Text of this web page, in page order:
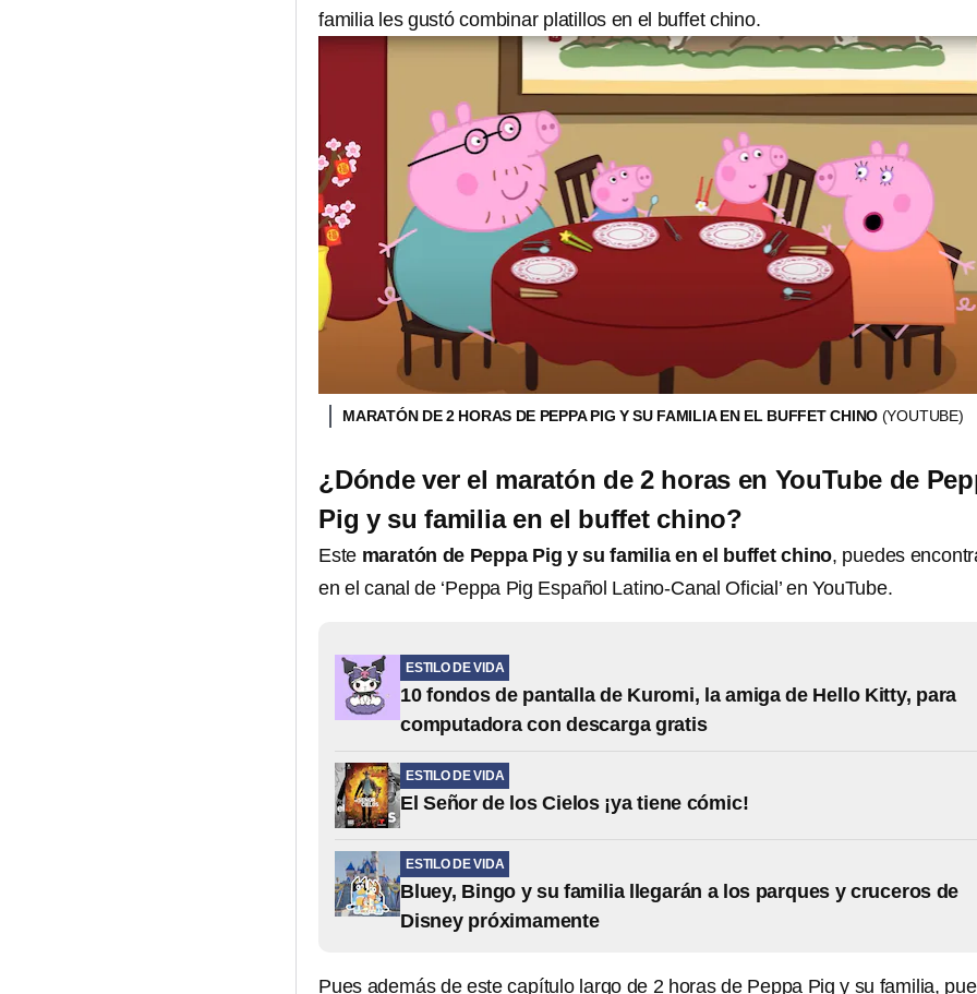
familia les gustó combinar platillos en el buffet chino.
MARATÓN DE 2 HORAS DE PEPPA PIG Y SU FAMILIA EN EL BUFFET CHINO (YOUTUBE)
¿Dónde ver el maratón de 2 horas en YouTube de
Pig y su familia en el buffet chino?
Este maratón de Peppa Pig y su familia en el buffet chino, puedes
en el canal de ‘Peppa Pig Español Latino-Canal Oficial’ en YouTube.
ESTILO DE VIDA
10 fondos de pantalla de Kuromi, la amiga de Hello Kitty, para
computadora con descarga gratis
ESTILO DE VIDA
El Señor de los Cielos ¡ya tiene cómic!
ESTILO DE VIDA
Bluey, Bingo y su familia llegarán a los parques y cruceros de
Disney próximamente
Pues además de este capítulo largo de 2 horas de Peppa Pig y su familia,